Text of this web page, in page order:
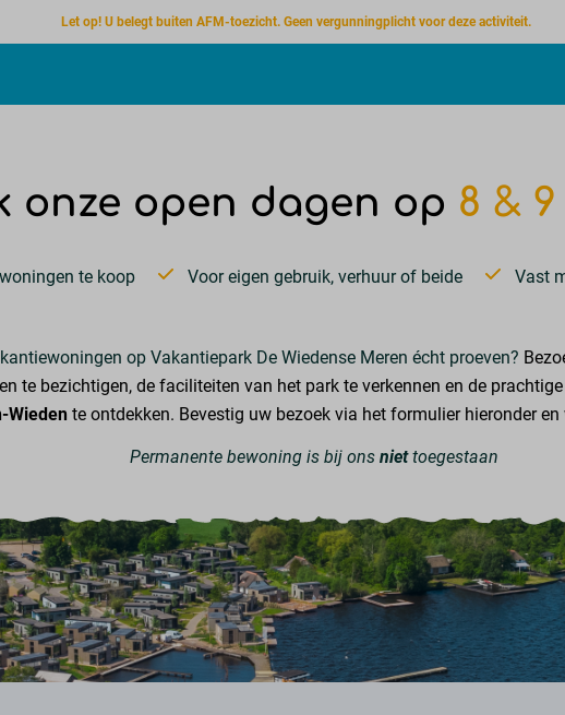
Let op! U belegt buiten AFM-toezicht. Geen vergunningplicht voor deze activiteit.
onze open dagen op 8 &
te koop Voor eigen gebruik, verhuur of beide Vast
op Vakantiepark De Wiedense Meren écht proeven?
te bezichtigen, de faciliteiten van het park te verkennen en de
Wieden te ontdekken. Bevestig uw bezoek via het formulier hieronder
Permanente bewoning is bij ons niettoegestaan